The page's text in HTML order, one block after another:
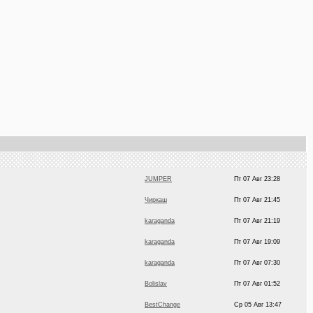
Чиркаш
karaganda
karaganda
karaganda
Bolislav
BestChange
DEMON Ср 05 Авг 05:55